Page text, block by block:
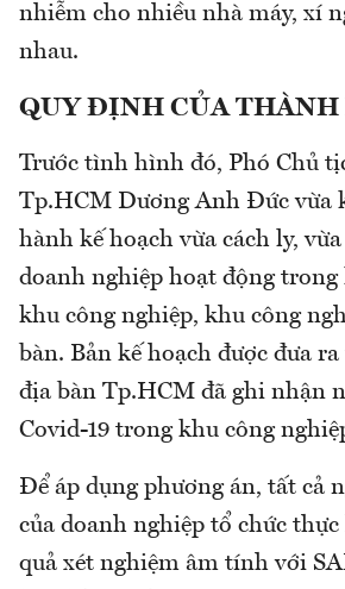
nhiễm cho nhiều nhà máy, xí
nhau.
QUY ĐỊNH CỦA THÀNH
Trước tình hình đó, Phó Chủ
Tp.HCM Dương Anh Đức vừa
hành kế hoạch vừa cách ly,
doanh nghiệp hoạt động trong
khu công nghiệp, khu công
bàn. Bản kế hoạch được đưa
địa bàn Tp.HCM đã ghi nhận
Covid-19 trong khu công
Để áp dụng phương án, tất cả
của doanh nghiệp tổ chức
quả xét nghiệm âm tính với